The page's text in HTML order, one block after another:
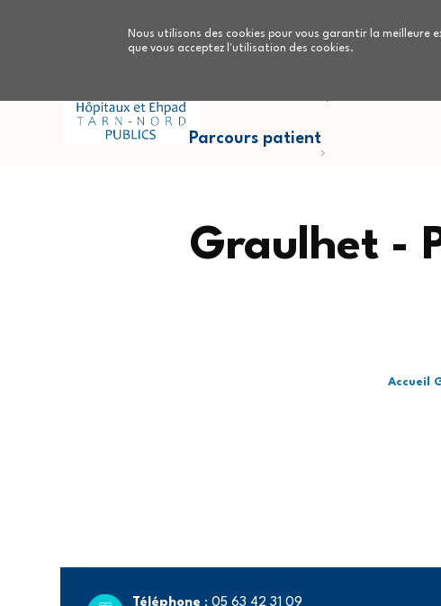
Nous utilisons des cookies pour vous garantir la meilleure
que vous acceptez l'utilisation des cookies.
Nous
Parcours patient
Graulhet -
Accueil
Téléphone : 05 63 42 31 09